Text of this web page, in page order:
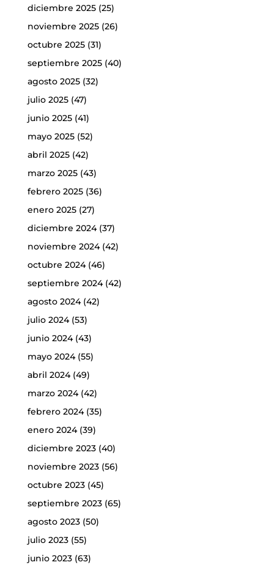
diciembre 2025(25)
noviembre 2025(26)
octubre 2025(31)
septiembre 2025(40)
agosto 2025(32)
julio 2025(47)
junio 2025(41)
mayo 2025(52)
abril 2025(42)
marzo 2025(43)
febrero 2025(36)
enero 2025(27)
diciembre 2024(37)
noviembre 2024(42)
octubre 2024(46)
septiembre 2024(42)
agosto 2024(42)
julio 2024(53)
junio 2024(43)
mayo 2024(55)
abril 2024(49)
marzo 2024(42)
febrero 2024(35)
enero 2024(39)
diciembre 2023(40)
noviembre 2023(56)
octubre 2023(45)
septiembre 2023(65)
agosto 2023(50)
julio 2023(55)
junio 2023(63)